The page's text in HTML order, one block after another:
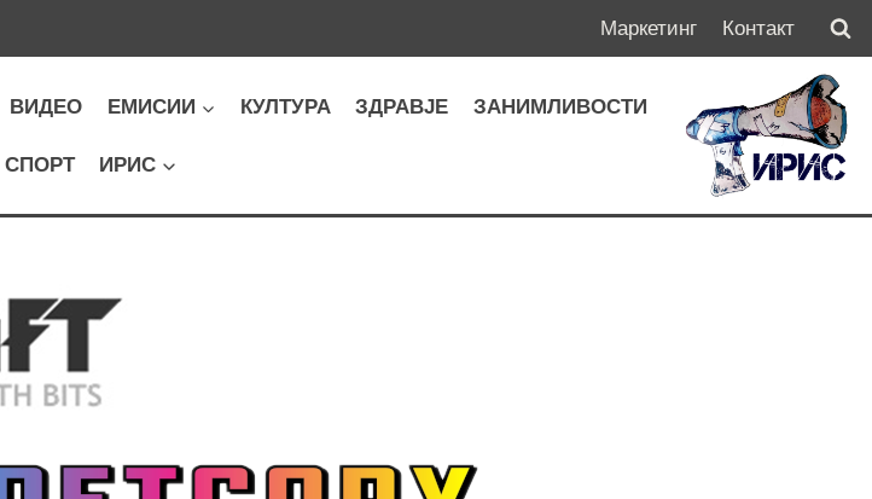
Маркетинг Контакт
ВИДЕО ЕМИСИИ КУЛТУРА ЗДРАВЈЕ ЗАНИМЛИВОСТИ
СПОРТ ИРИС